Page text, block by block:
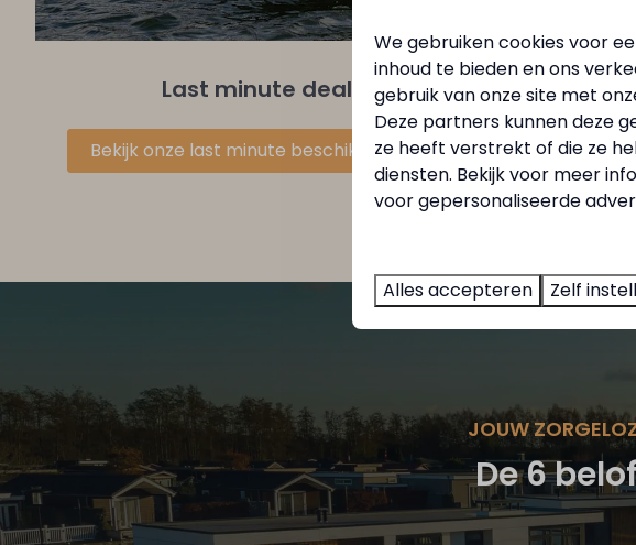
Last minute deals
Bekijk onze last minute beschikbaarheid
JOUW
De 6
We gebruiken cookies voor
inhoud te bieden en ons
gebruik van onze site met
Deze partners kunnen deze
ze heeft verstrekt of die ze
diensten. Bekijk voor meer
voor gepersonaliseerde
Alles accepteren Zelf